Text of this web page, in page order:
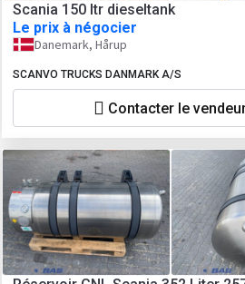
Scania 150 ltr dieseltank
Le prix à négocier
Danemark, Hårup
SCANVO TRUCKS DANMARK A/S
Contacter le